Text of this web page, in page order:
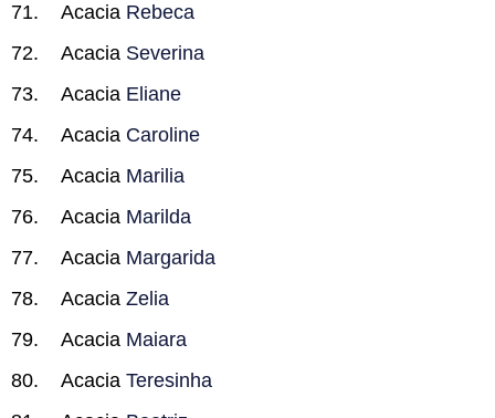
Acacia Rebeca
Acacia Severina
Acacia Eliane
Acacia Caroline
Acacia Marilia
Acacia Marilda
Acacia Margarida
Acacia Zelia
Acacia Maiara
Acacia Teresinha